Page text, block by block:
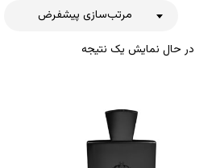
در حال نمایش یک نتیجه
مرتب‌سازی پیشفرض